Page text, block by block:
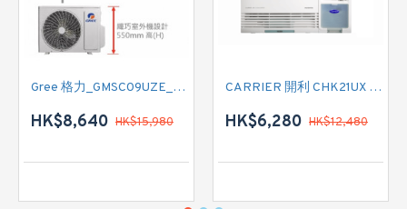
Gree 格力_GMSC09UZE_GMSC12UZE_GMSC18UZC_R32 掛牆變頻式1拖2分體冷氣機 (淨冷型)
HK$8,640 HK$15,980
CARRIER 開利 CHK21UX 二匹半 變頻淨冷窗口式冷氣機 (附遙控)
HK$6,280 HK$12,480